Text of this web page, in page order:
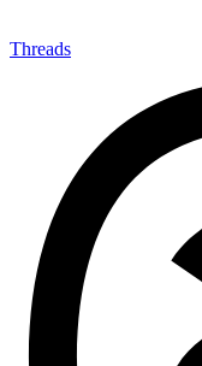
Threads